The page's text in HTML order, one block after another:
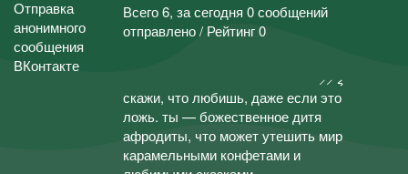
Всего 6, за сегодня 0 сообщений
отправлено / Рейтинг 0
⠀⠀⠀⠀⠀⠀⠀⠀⠀⠀ᅠᅠ⠀⠀⠀⠀⠀⠀⠀⸝⸝ ៹
скажи, что любишь, даже если это
ложь. ты — божественное дитя
афродиты, что может утешить мир
карамельными конфетами и